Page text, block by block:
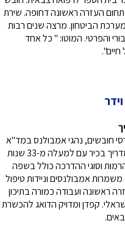
העזרה ראשונה דחופה. שירת
הביטחון. מרצה שנים רבות
והפרטי. המוטו: " כל אחד
חיים".
חובשים, נהגי אמבולנס במד"א
משנת 1985 ועובד ומתנדב במד"א. מדריך בכיר עם למעלה מ-33 שנות
וסוגי ההדרכה כולל בשפה
אמבולנסים וניידות טיפול
ראשונה ועבודה כמורה בתיכון
קפדן ומדויק הדואג להכשרת